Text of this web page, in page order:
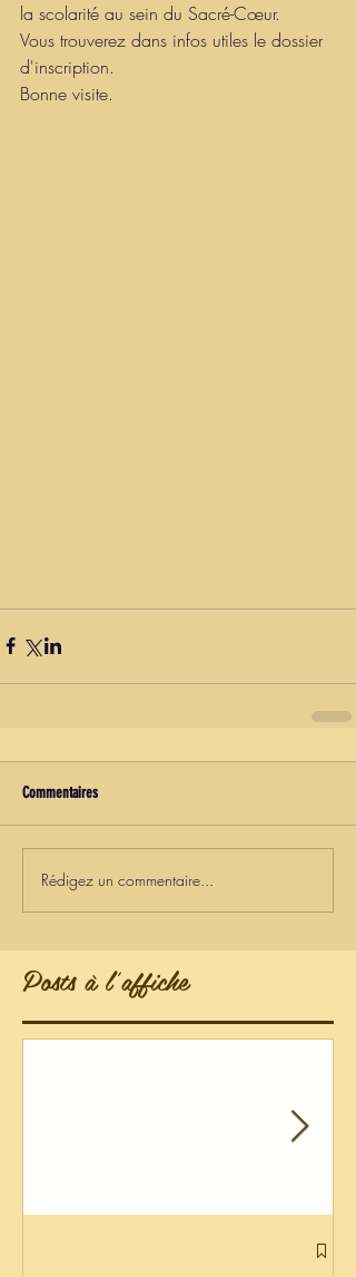
la scolarité au sein du Sacré-Cœur.
Vous trouverez dans infos utiles le dossier
d'inscription.
Bonne visite.
Commentaires
Rédigez un commentaire...
Posts à l'affiche